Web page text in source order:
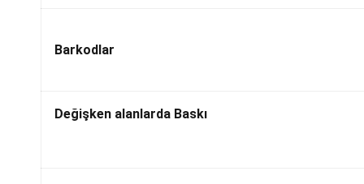
Barkodlar
Değişken alanlarda Baskı